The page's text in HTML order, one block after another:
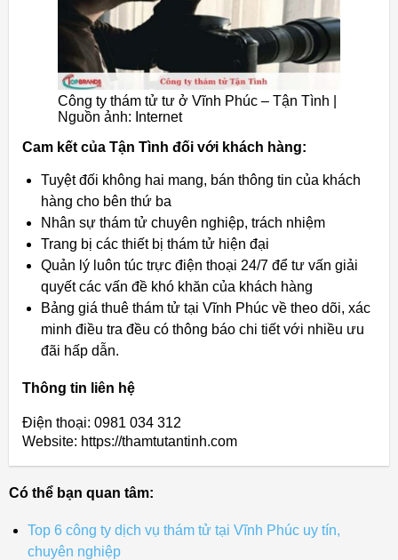
Công ty thám tử tư ở Vĩnh Phúc – Tận Tình |
Nguồn ảnh: Internet
Cam kết của Tận Tình đối với khách hàng:
Tuyệt đối không hai mang, bán thông tin của khách
hàng cho bên thứ ba
Nhân sự thám tử chuyên nghiệp, trách nhiệm
Trang bị các thiết bị thám tử hiện đại
Quản lý luôn túc trực điện thoại 24/7 để tư vấn giải
quyết các vấn đề khó khăn của khách hàng
Bảng giá thuê thám tử tại Vĩnh Phúc về theo dõi, xác
minh điều tra đều có thông báo chi tiết với nhiều ưu
đãi hấp dẫn.
Thông tin liên hệ
Điện thoại: 0981 034 312
Website: https://thamtutantinh.com
Có thể bạn quan tâm:
Top 6 công ty dịch vụ thám tử tại Vĩnh Phúc uy tín,
chuyên nghiệp